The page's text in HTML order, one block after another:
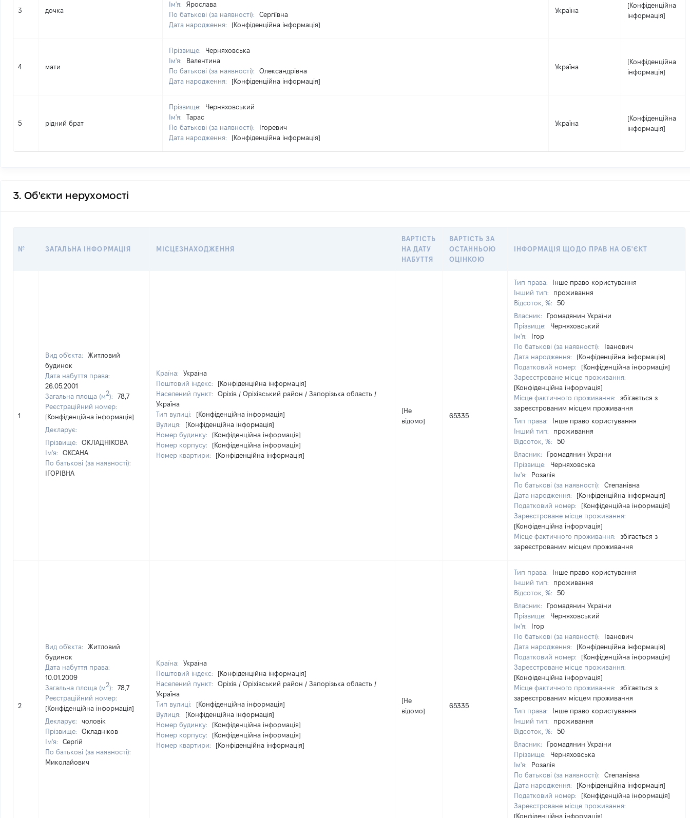
3 дочка
Ім'я:
Ярослава
По батькові (за наявності):
Сергіївна
Дата народження:
[Конфіденційна інформація]
Україна
[Конфіденційна
інформація]
4 мати
Прізвище:
Черняховська
Ім'я:
Валентина
По батькові (за наявності):
Олександрівна
Дата народження:
[Конфіденційна інформація]
Україна
[Конфіденційна
інформація]
5 рідний брат
Прізвище:
Черняховський
Ім'я:
Тарас
По батькові (за наявності):
Ігоревич
Дата народження:
[Конфіденційна інформація]
Україна
[Конфіденційна
інформація]
3. Об'єкти нерухомості
№ ЗАГАЛЬНА ІНФОРМАЦІЯ МІСЦЕЗНАХОДЖЕННЯ
ВАРТІСТЬ
НА ДАТУ
НАБУТТЯ
ВАРТІСТЬ ЗА
ОСТАННЬОЮ
ОЦІНКОЮ
ІНФОРМАЦІЯ ЩОДО ПРАВ НА ОБ'ЄКТ
1
Вид об'єкта:
Житловий
будинок
Дата набуття права:
26.05.2001
Загальна площа (м2):
78,7
Реєстраційний номер:
[Конфіденційна інформація]
Декларує:
Прізвище:
ОКЛАДНІКОВА
Ім'я:
ОКСАНА
По батькові (за наявності):
ІГОРІВНА
Країна:
Україна
Поштовий індекс:
[Конфіденційна інформація]
Населений пункт:
Оріхів / Оріхівський район / Запорізька область /
Україна
Тип вулиці:
[Конфіденційна інформація]
Вулиця:
[Конфіденційна інформація]
Номер будинку:
[Конфіденційна інформація]
Номер корпусу:
[Конфіденційна інформація]
Номер квартири:
[Конфіденційна інформація]
[Не
відомо]
65335
Тип права:
Інше право користування
Інший тип:
проживання
Відсоток, %:
50
Власник:
Громадянин України
Прізвище:
Черняховський
Ім'я:
Ігор
По батькові (за наявності):
Іванович
Дата народження:
[Конфіденційна інформація]
Податковий номер:
[Конфіденційна інформація]
Зареєстроване місце проживання:
[Конфіденційна інформація]
Місце фактичного проживання:
збігається з
зареєстрованим місцем проживання
Тип права:
Інше право користування
Інший тип:
проживання
Відсоток, %:
50
Власник:
Громадянин України
Прізвище:
Черняховська
Ім'я:
Розалія
По батькові (за наявності):
Степанівна
Дата народження:
[Конфіденційна інформація]
Податковий номер:
[Конфіденційна інформація]
Зареєстроване місце проживання:
[Конфіденційна інформація]
Місце фактичного проживання:
збігається з
зареєстрованим місцем проживання
2
Вид об'єкта:
Житловий
будинок
Дата набуття права:
10.01.2009
Загальна площа (м2):
78,7
Реєстраційний номер:
[Конфіденційна інформація]
Декларує:
чоловік
Прізвище:
Окладніков
Ім'я:
Сергій
По батькові (за наявності):
Миколайович
Країна:
Україна
Поштовий індекс:
[Конфіденційна інформація]
Населений пункт:
Оріхів / Оріхівський район / Запорізька область /
Україна
Тип вулиці:
[Конфіденційна інформація]
Вулиця:
[Конфіденційна інформація]
Номер будинку:
[Конфіденційна інформація]
Номер корпусу:
[Конфіденційна інформація]
Номер квартири:
[Конфіденційна інформація]
[Не
відомо]
65335
Тип права:
Інше право користування
Інший тип:
проживання
Відсоток, %:
50
Власник:
Громадянин України
Прізвище:
Черняховський
Ім'я:
Ігор
По батькові (за наявності):
Іванович
Дата народження:
[Конфіденційна інформація]
Податковий номер:
[Конфіденційна інформація]
Зареєстроване місце проживання:
[Конфіденційна інформація]
Місце фактичного проживання:
збігається з
зареєстрованим місцем проживання
Тип права:
Інше право користування
Інший тип:
проживання
Відсоток, %:
50
Власник:
Громадянин України
Прізвище:
Черняховська
Ім'я:
Розалія
По батькові (за наявності):
Степанівна
Дата народження:
[Конфіденційна інформація]
Податковий номер:
[Конфіденційна інформація]
Зареєстроване місце проживання:
[Конфіденційна інформація]